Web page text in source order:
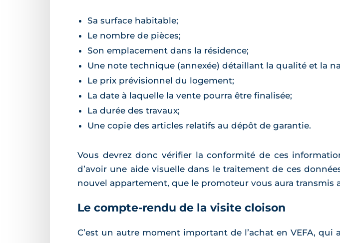
Sa surface habitable;
Le nombre de pièces;
Son emplacement dans la résidence;
Une note technique (annexée) détaillant la qualité et la
Le prix prévisionnel du logement;
La date à laquelle la vente pourra être finalisée;
La durée des travaux;
Une copie des articles relatifs au dépôt de garantie.
Vous devrez donc vérifier la conformité de ces
d’avoir une aide visuelle dans le traitement de ces
nouvel appartement, que le promoteur vous aura transmis
Le compte-rendu de la visite cloison
C’est un autre moment important de l’achat en VEFA, qui